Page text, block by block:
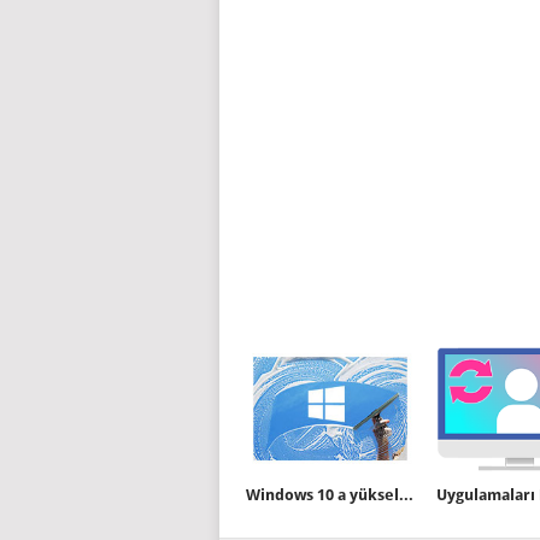
Windows 10 a yükselttikten sonra Temiz kurulum yapalım